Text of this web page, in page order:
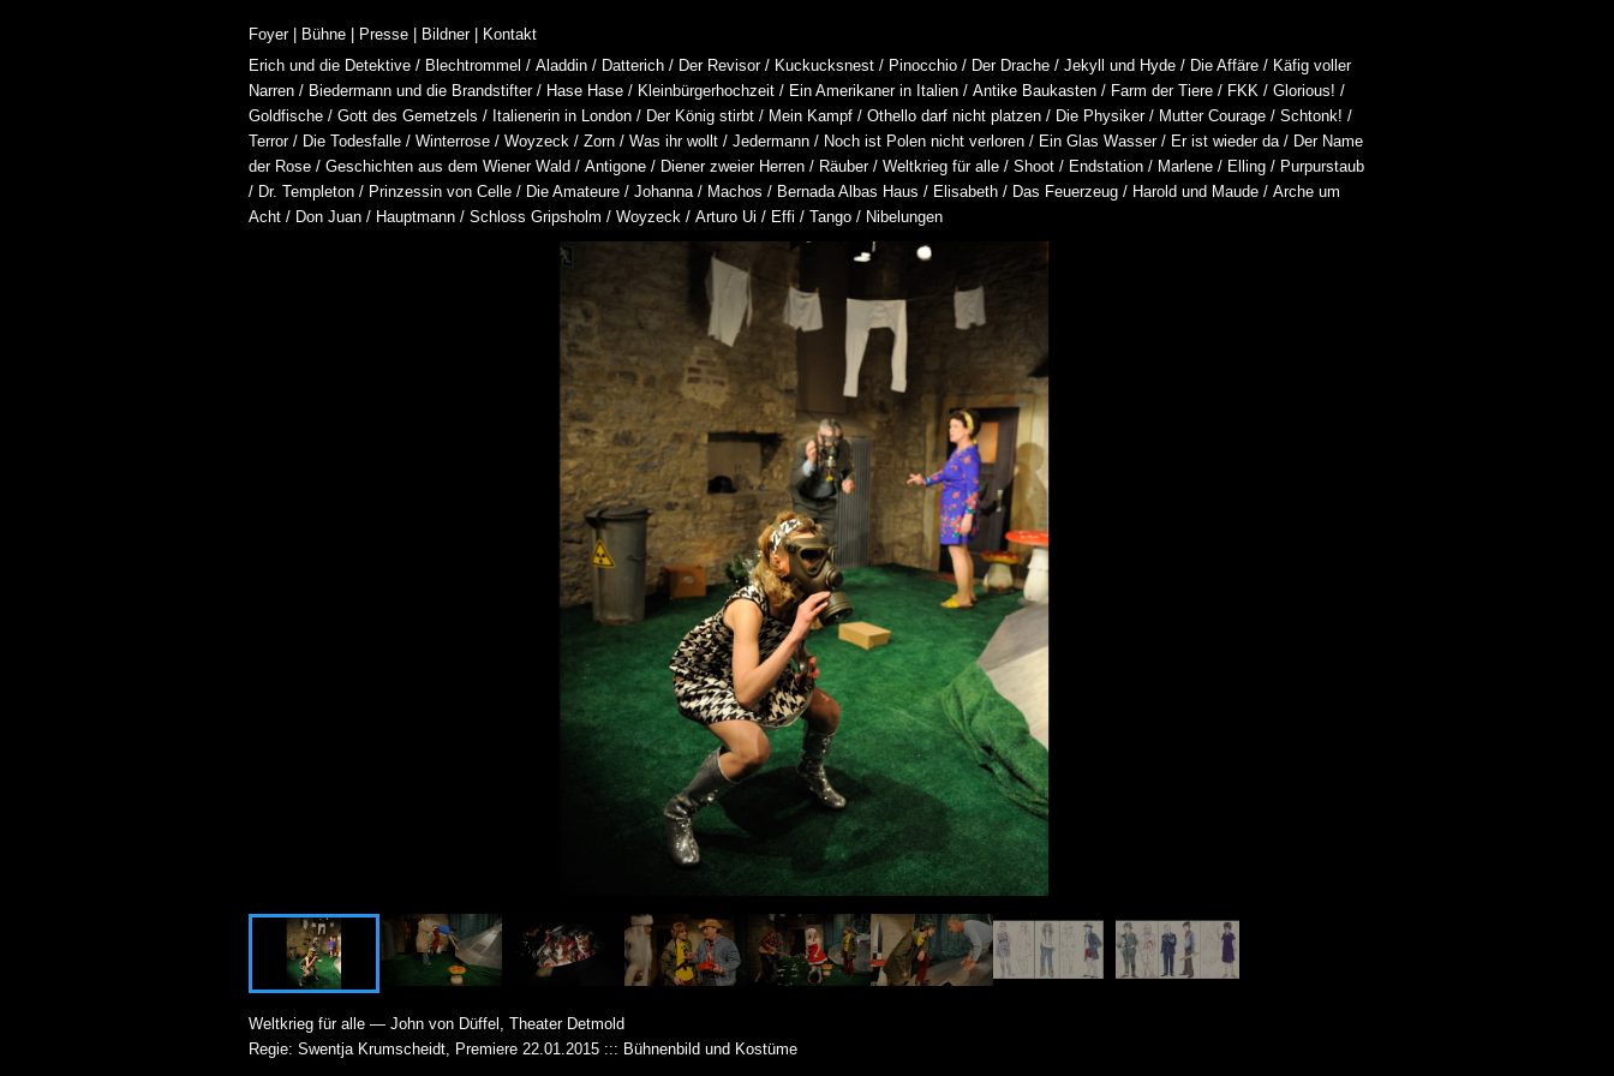
Foyer| Bühne Presse Bildner|
Kontakt
Erich und die Detektive / Blechtrommel /Aladdin / Datterich / Der Revisor/ Kuckucksnest / Pinocchio / Der Drache /Jekyll und Hyde / Die Affäre/ Käfig voller
Narren/ Biedermann und die Brandstifter/ Hase Hase / Kleinbürgerhochzeit / Ein Amerikaner in Italien /Antike Baukasten / Farm der Tiere / FKK /Glorious! /
Goldfische /Gott des Gemetzels / Italienerin in London / Der König stirbt / Mein Kampf /Othello darf nicht platzen / Die Physiker/ Mutter Courage /Schtonk! /
Terror/ Die Todesfalle /Winterrose /Woyzeck /Zorn /Was ihr wollt /Jedermann / Noch ist Polen nicht verloren / Ein Glas Wasser/ Er ist wieder da/ Der Name
der Rose /Geschichten aus dem Wiener Wald /Antigone / Diener zweier Herren / Räuber/Weltkrieg für alle /Shoot / Endstation / Marlene / Elling / Purpurstaub
/ Dr. Templeton / Prinzessin von Celle / Die Amateure /Johanna/ Machos / Bernada Albas Haus / Elisabeth / Das Feuerzeug / Harold und Maude /Arche um
Acht/ Don Juan / Hauptmann /Schloss Gripsholm /Woyzeck /Arturo Ui / Effi /Tango / Nibelungen
Weltkrieg für alle — John von Düffel, Theater Detmold
Regie: Swentja Krumscheidt, Premiere 22.01.2015 ::: Bühnenbild und Kostüme